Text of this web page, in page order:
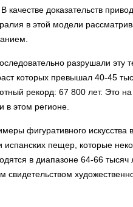
доказательств
в этой модели
разрушали эту
которых превышал 40-45
рекорд: 67 800 лет. Это
в этом регионе.
фигуративного искусства
испанских пещер, которые
в диапазоне 64-66 тысяч